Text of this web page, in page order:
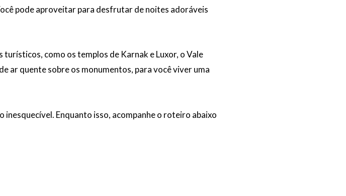
pode aproveitar para desfrutar de noites adoráveis
como os templos de Karnak e Luxor, o Vale
ar quente sobre os monumentos, para você viver uma
Enquanto isso, acompanhe o roteiro abaixo